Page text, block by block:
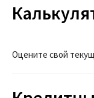
Оцените свой